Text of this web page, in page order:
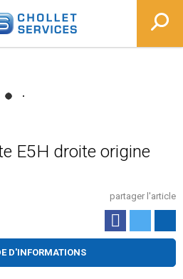
E5H droite origine
partager l'article
D'INFORMATIONS